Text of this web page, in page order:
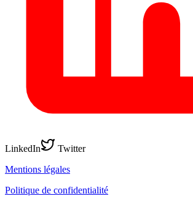
LinkedIn
Twitter
Mentions légales
Politique de confidentialité